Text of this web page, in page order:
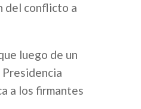
del conflicto a
luego de un
a los firmantes